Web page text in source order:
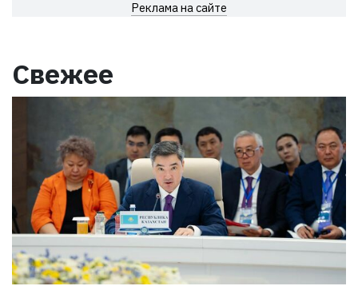
Реклама на сайте
Свежее